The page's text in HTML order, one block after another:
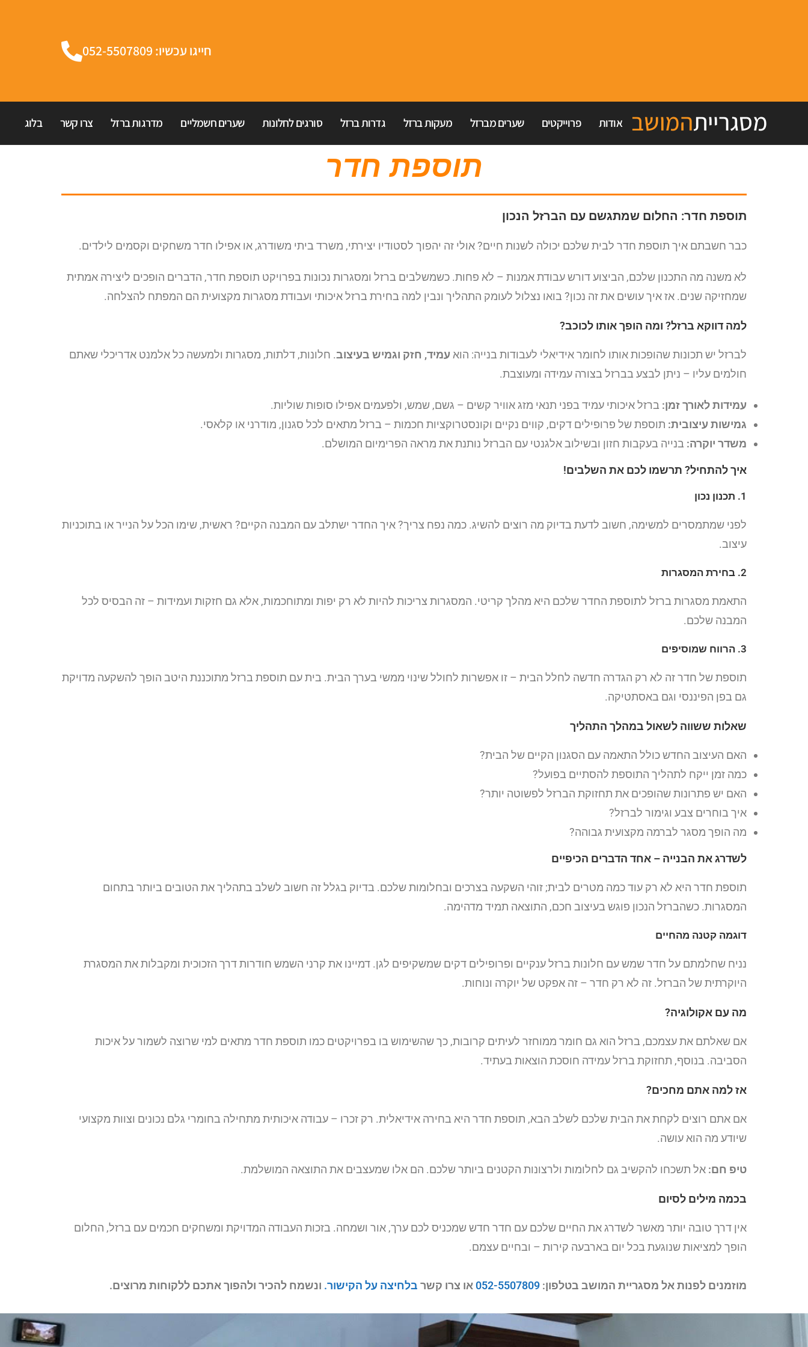
חייגו עכשיו: 052-5507809
מסגרייתהמושב אודות פרוייקטים שערים מברזל מעקות ברזל גדרות ברזל סורגים לחלונות שערים חשמליים מדרגות ברזל צרו קשר בלוג
תוספת חדר
תוספת חדר: החלום שמתגשם עם הברזל הנכון
כבר חשבתם איך תוספת חדר לבית שלכם יכולה לשנות חיים? אולי זה יהפוך לסטודיו יצירתי, משרד ביתי משודרג, או אפילו חדר משחקים וקסמים לילדים.
לא משנה מה התכנון שלכם, הביצוע דורש עבודת אמנות – לא פחות. כשמשלבים ברזל ומסגרות נכונות בפרויקט תוספת חדר, הדברים הופכים ליצירה אמתית
שמחזיקה שנים. אז איך עושים את זה נכון? בואו נצלול לעומק התהליך ונבין למה בחירת ברזל איכותי ועבודת מסגרות מקצועית הם המפתח להצלחה.
למה דווקא ברזל? ומה הופך אותו לכוכב?
לברזל יש תכונות שהופכות אותו לחומר אידיאלי לעבודות בנייה: הוא עמיד, חזק וגמיש בעיצוב. חלונות, דלתות, מסגרות ולמעשה כל אלמנט אדריכלי שאתם
חולמים עליו – ניתן לבצע בברזל בצורה עמידה ומעוצבת.
עמידות לאורך זמן: ברזל איכותי עמיד בפני תנאי מזג אוויר קשים – גשם, שמש, ולפעמים אפילו סופות שוליות.
גמישות עיצובית: תוספת של פרופילים דקים, קווים נקיים וקונסטרוקציות חכמות – ברזל מתאים לכל סגנון, מודרני או קלאסי.
משדר יוקרה: בנייה בעקבות חזון ובשילוב אלגנטי עם הברזל נותנת את מראה הפרימיום המושלם.
איך להתחיל? תרשמו לכם את השלבים!
1. תכנון נכון
לפני שמתמסרים למשימה, חשוב לדעת בדיוק מה רוצים להשיג. כמה נפח צריך? איך החדר ישתלב עם המבנה הקיים? ראשית, שימו הכל על הנייר או בתוכניות
עיצוב.
2. בחירת המסגרות
התאמת מסגרות ברזל לתוספת החדר שלכם היא מהלך קריטי. המסגרות צריכות להיות לא רק יפות ומתוחכמות, אלא גם חזקות ועמידות – זה הבסיס לכל
המבנה שלכם.
3. הרווח שמוסיפים
תוספת של חדר זה לא רק הגדרה חדשה לחלל הבית – זו אפשרות לחולל שינוי ממשי בערך הבית. בית עם תוספת ברזל מתוכננת היטב הופך להשקעה מדויקת
גם בפן הפיננסי וגם באסתטיקה.
שאלות ששווה לשאול במהלך התהליך
האם העיצוב החדש כולל התאמה עם הסגנון הקיים של הבית?
כמה זמן ייקח לתהליך התוספת להסתיים בפועל?
האם יש פתרונות שהופכים את תחזוקת הברזל לפשוטה יותר?
איך בוחרים צבע וגימור לברזל?
מה הופך מסגר לברמה מקצועית גבוהה?
לשדרג את הבנייה – אחד הדברים הכיפיים
תוספת חדר היא לא רק עוד כמה מטרים לבית; זוהי השקעה בצרכים ובחלומות שלכם. בדיוק בגלל זה חשוב לשלב בתהליך את הטובים ביותר בתחום
המסגרות. כשהברזל הנכון פוגש בעיצוב חכם, התוצאה תמיד מדהימה.
דוגמה קטנה מהחיים
נניח שחלמתם על חדר שמש עם חלונות ברזל ענקיים ופרופילים דקים שמשקיפים לגן. דמיינו את קרני השמש חודרות דרך הזכוכית ומקבלות את המסגרת
היוקרתית של הברזל. זה לא רק חדר – זה אפקט של יוקרה ונוחות.
מה עם אקולוגיה?
אם שאלתם את עצמכם, ברזל הוא גם חומר ממוחזר לעיתים קרובות, כך שהשימוש בו בפרויקטים כמו תוספת חדר מתאים למי שרוצה לשמור על איכות
הסביבה. בנוסף, תחזוקת ברזל עמידה חוסכת הוצאות בעתיד.
אז למה אתם מחכים?
אם אתם רוצים לקחת את הבית שלכם לשלב הבא, תוספת חדר היא בחירה אידיאלית. רק זכרו – עבודה איכותית מתחילה בחומרי גלם נכונים וצוות מקצועי
שיודע מה הוא עושה.
טיפ חם: אל תשכחו להקשיב גם לחלומות ולרצונות הקטנים ביותר שלכם. הם אלו שמעצבים את התוצאה המושלמת.
בכמה מילים לסיום
אין דרך טובה יותר מאשר לשדרג את החיים שלכם עם חדר חדש שמכניס לכם ערך, אור ושמחה. בזכות העבודה המדויקת ומשחקים חכמים עם ברזל, החלום
הופך למציאות שנוגעת בכל יום בארבעה קירות – ובחיים עצמם.
מוזמנים לפנות אל מסגריית המושב בטלפון: 052-5507809או צרו קשר בלחיצה על הקישור. ונשמח להכיר ולהפוך אתכם ללקוחות מרוצים.